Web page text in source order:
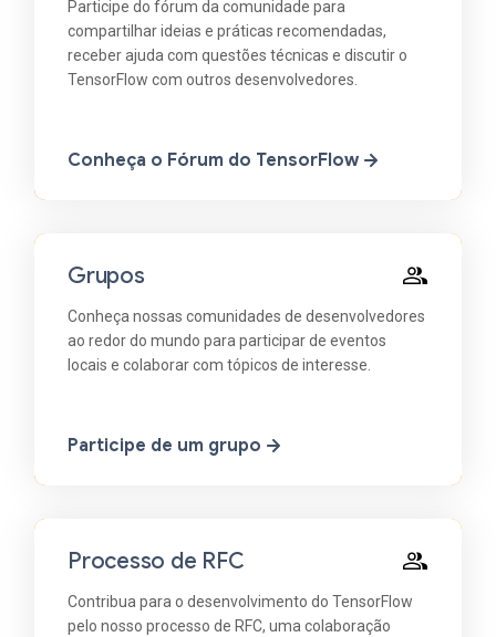
Participe do fórum da comunidade para
compartilhar ideias e práticas recomendadas,
receber ajuda com questões técnicas e discutir o
TensorFlow com outros desenvolvedores.
Conheça o Fórum do TensorFlow
Grupos
Conheça nossas comunidades de desenvolvedores
ao redor do mundo para participar de eventos
locais e colaborar com tópicos de interesse.
Participe de um grupo
Processo de RFC
Contribua para o desenvolvimento do TensorFlow
pelo nosso processo de RFC, uma colaboração